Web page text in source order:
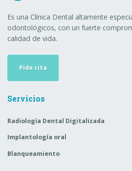
Es una Clínica Dental altamente
odontológicos, con un fuerte
calidad de vida.
Pide cita
Servicios
Radiología Dental Digitalizada
Implantología oral
Blanqueamiento